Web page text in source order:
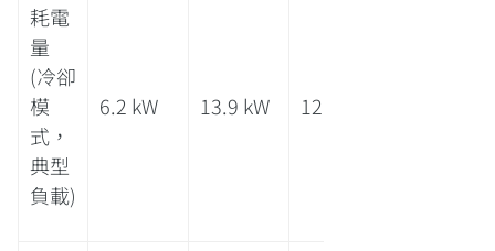
耗電
量
(冷卻
模
式，
典型
負載)
6.2 kW 13.9 kW 12.4 kW